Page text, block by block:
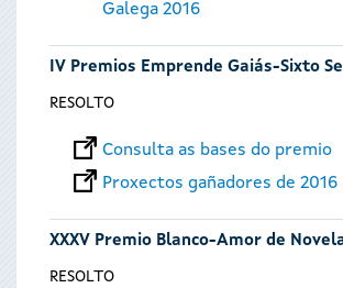
Galega 2016
IV Premios Emprende Gaiás-Sixto
RESOLTO
Consulta as bases do premio
Proxectos gañadores de 2016
XXXV Premio Blanco-Amor de
RESOLTO